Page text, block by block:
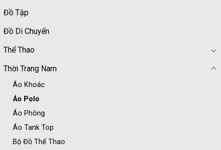
Đồ Tập
Đồ Di Chuyển
Thể Thao
Thời Trang Nam
Áo Khoác
Áo Polo
Áo Phông
Áo Tank Top
Bộ Đồ Thể Thao